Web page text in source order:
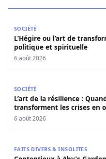
SOCIÉTÉ
L’Hégire ou l’art de
politique et spirituelle
6 août 2026
SOCIÉTÉ
L’art de la résilience :
transforment les crises en
6 août 2026
FAITS DIVERS & INSOLITES